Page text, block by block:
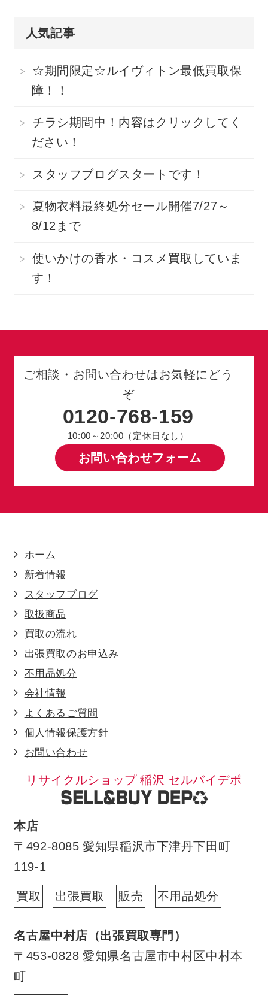
人気記事
☆期間限定☆ルイヴィトン最低買取保
障！！
チラシ期間中！内容はクリックしてく
ださい！
スタッフブログスタートです！
夏物衣料最終処分セール開催7/27～
8/12まで
使いかけの香水・コスメ買取していま
す！
ご相談・お問い合わせはお気軽にどう
ぞ
0120-768-159
10:00～20:00（定休日なし）
お問い合わせフォーム
ホーム
新着情報
スタッフブログ
取扱商品
買取の流れ
出張買取のお申込み
不用品処分
会社情報
よくあるご質問
個人情報保護方針
お問い合わせ
リサイクルショップ 稲沢 セルバイデポ
本店
〒492-8085 愛知県稲沢市下津丹下田町
119-1
買取 出張買取 販売 不用品処分
名古屋中村店（出張買取専門）
〒453-0828 愛知県名古屋市中村区中村本
町